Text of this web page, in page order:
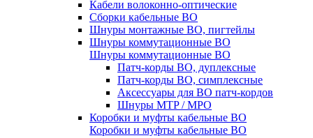
Кабели волоконно-оптические
Сборки кабельные ВО
Шнуры монтажные ВО, пигтейлы
Шнуры коммутационные ВО
Шнуры коммутационные ВО
Патч-корды ВО, дуплексные
Патч-корды ВО, симплексные
Аксессуары для ВО патч-кордов
Шнуры MTP / MPO
Коробки и муфты кабельные ВО
Коробки и муфты кабельные ВО